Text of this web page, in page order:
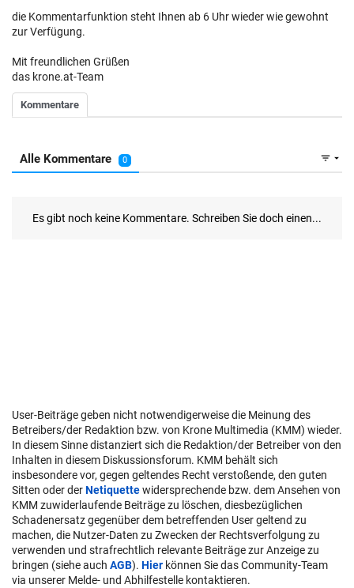
die Kommentarfunktion steht Ihnen ab 6 Uhr wieder wie gewohnt
zur Verfügung.
Mit freundlichen Grüßen
das krone.at-Team
User-Beiträge geben nicht notwendigerweise die Meinung des
Betreibers/der Redaktion bzw. von Krone Multimedia (KMM) wieder.
In diesem Sinne distanziert sich die Redaktion/der Betreiber von den
Inhalten in diesem Diskussionsforum. KMM behält sich
insbesondere vor, gegen geltendes Recht verstoßende, den guten
Sitten oder derNetiquettewidersprechende bzw. dem Ansehen von
KMM zuwiderlaufende Beiträge zu löschen, diesbezüglichen
Schadenersatz gegenüber dem betreffenden User geltend zu
machen, die Nutzer-Daten zu Zwecken der Rechtsverfolgung zu
verwenden und strafrechtlich relevante Beiträge zur Anzeige zu
bringen (siehe auch AGB). Hier können Sie das Community-Team
via unserer Melde- und Abhilfestelle kontaktieren.